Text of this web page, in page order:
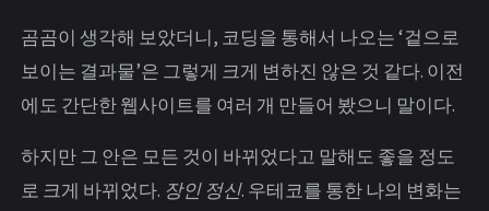
곰곰이 생각해 보았더니, 코딩을 통해서 나오는 ‘겉으로
보이는 결과물’은 그렇게 크게 변하진 않은 것 같다. 이전
에도 간단한 웹사이트를 여러 개 만들어 봤으니 말이다.
하지만 그 안은 모든 것이 바뀌었다고 말해도 좋을 정도
로 크게 바뀌었다. 장인 정신. 우테코를 통한 나의 변화는